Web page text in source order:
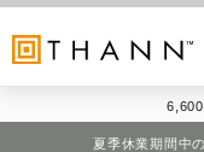
夏季休業期間中